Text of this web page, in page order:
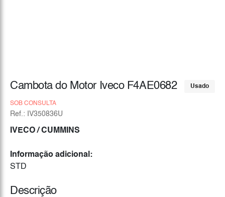
Usado
Cambota do Motor Iveco F4AE0682
SOB CONSULTA
Ref.: IV350836U
IVECO / CUMMINS
Informação adicional:
STD
Descrição